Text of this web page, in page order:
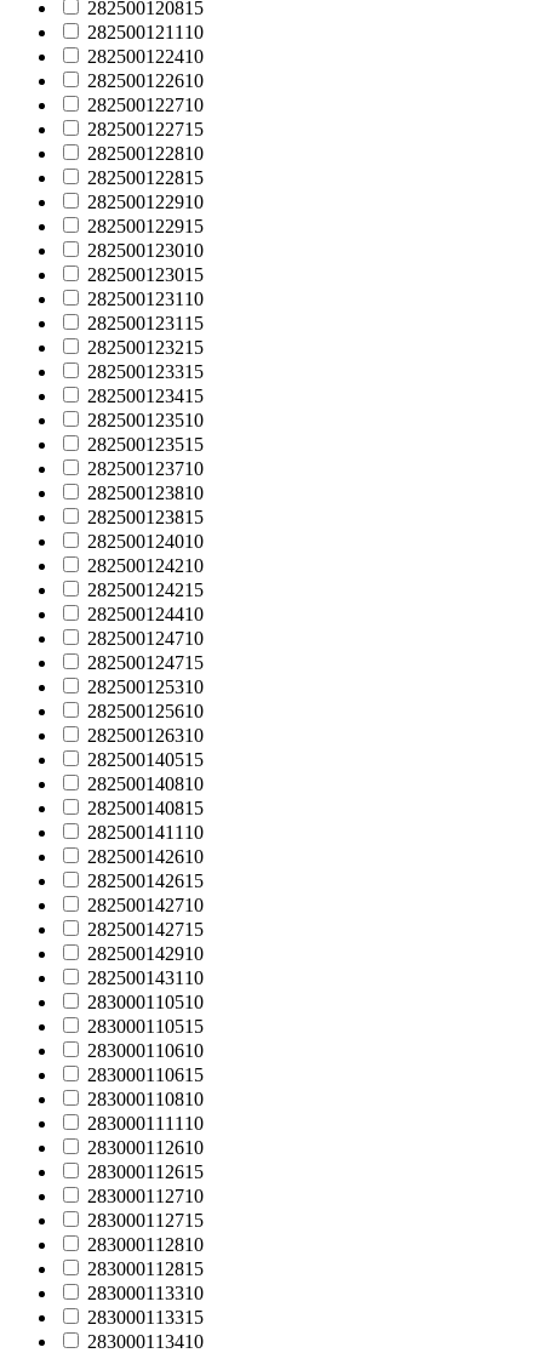
282500120815
282500121110
282500122410
282500122610
282500122710
282500122715
282500122810
282500122815
282500122910
282500122915
282500123010
282500123015
282500123110
282500123115
282500123215
282500123315
282500123415
282500123510
282500123515
282500123710
282500123810
282500123815
282500124010
282500124210
282500124215
282500124410
282500124710
282500124715
282500125310
282500125610
282500126310
282500140515
282500140810
282500140815
282500141110
282500142610
282500142615
282500142710
282500142715
282500142910
282500143110
283000110510
283000110515
283000110610
283000110615
283000110810
283000111110
283000112610
283000112615
283000112710
283000112715
283000112810
283000112815
283000113310
283000113315
283000113410